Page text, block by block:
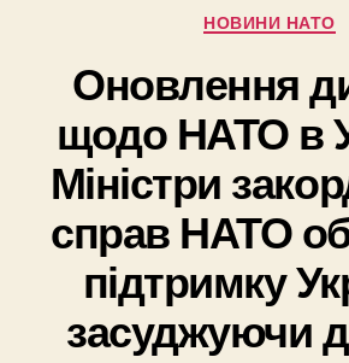
Категорії
НОВИНИ НАТО
Оновлення
щодо НАТО в
Міністри
справ НАТО
підтримку
засуджуючи